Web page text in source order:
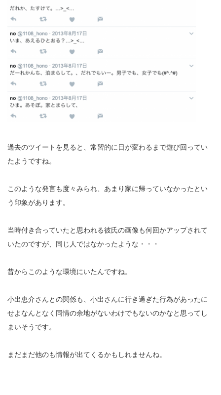
過去のツイートを見ると、常習的に日が変わるまで遊び回ってい
たようですね。
このような発言も度々みられ、あまり家に帰っていなかったとい
う印象があります。
当時付き合っていたと思われる彼氏の画像も何回かアップされて
いたのですが、同じ人ではなかったような・・・
昔からこのような環境にいたんですね。
小出恵介さんとの関係も、小出さんに行き過ぎた行為があったに
せよなんとなく同情の余地がないわけでもないのかなと思ってし
まいそうです。
まだまだ他のも情報が出てくるかもしれませんね。